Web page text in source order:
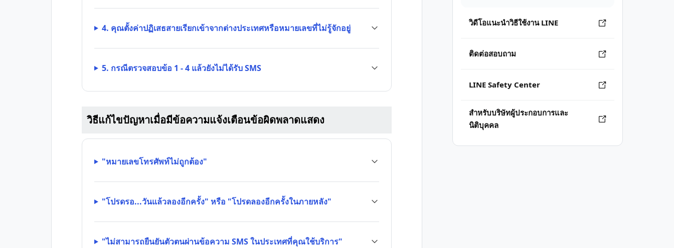
วิดีโอแนะนำวิธีใช้งาน LINE
ติดต่อสอบถาม
LINE Safety Center
สำหรับบริษัทผู้ประกอบการและ
นิติบุคคล
4. คุณตั้งค่าปฏิเสธสายเรียกเข้าจากต่างประเทศหรือหมายเลขที่ไม่รู้จักอยู่
5. กรณีตรวจสอบข้อ 1 - 4 แล้วยังไม่ได้รับ SMS
วิธีแก้ไขปัญหาเมื่อมีข้อความแจ้งเตือนข้อผิดพลาดแสดง
"หมายเลขโทรศัพท์ไม่ถูกต้อง"
"โปรดรอ...วันแล้วลองอีกครั้ง" หรือ "โปรดลองอีกครั้งในภายหลัง"
"ไม่สามารถยืนยันตัวตนผ่านข้อความ SMS ในประเทศที่คุณใช้บริการ"